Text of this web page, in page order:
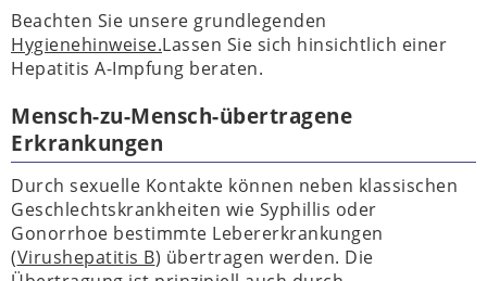
Beachten Sie unsere grundlegenden
Hygienehinweise.Lassen Sie sich hinsichtlich einer
Hepatitis A-Impfung beraten.
Mensch-zu-Mensch-übertragene
Erkrankungen
Durch sexuelle Kontakte können neben klassischen
Geschlechtskrankheiten wie Syphillis oder
Gonorrhoe bestimmte Lebererkrankungen
(Virushepatitis B) übertragen werden. Die